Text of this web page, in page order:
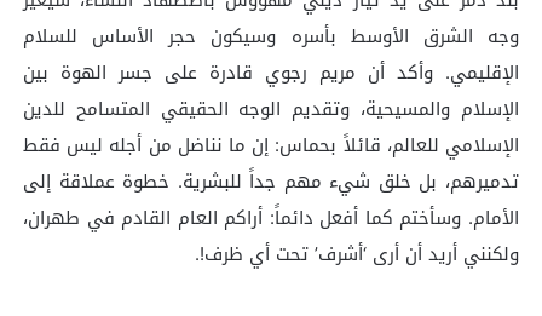
وجه الشرق الأوسط بأسره وسيكون حجر الأساس للسلام
الإقليمي. وأكد أن مريم رجوي قادرة على جسر الهوة بين
الإسلام والمسيحية، وتقديم الوجه الحقيقي المتسامح للدين
الإسلامي للعالم، قائلاً بحماس: إن ما نناضل من أجله ليس فقط
تدميرهم، بل خلق شيء مهم جداً للبشرية. خطوة عملاقة إلى
الأمام. وسأختم كما أفعل دائماً: أراكم العام القادم في طهران،
ولكنني أريد أن أرى ‘أشرف’ تحت أي ظرف!.